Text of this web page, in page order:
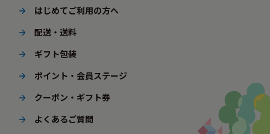
はじめてご利用の方へ
配送・送料
ギフト包装
ポイント・会員ステージ
クーポン・ギフト券
よくあるご質問